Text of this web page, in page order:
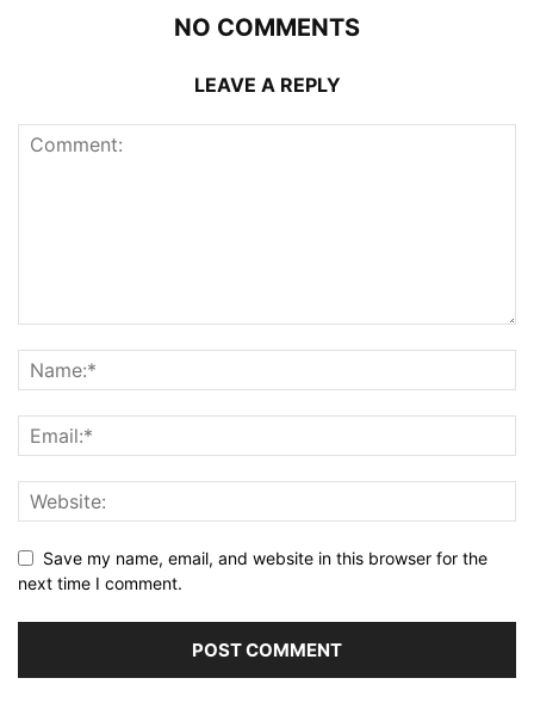
NO COMMENTS
LEAVE A REPLY
Save my name, email, and website in this browser for the
next time I comment.